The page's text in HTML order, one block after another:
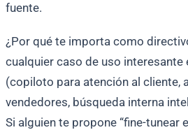
fuente.
¿Por qué te importa como
cualquier caso de uso interesante
(copiloto para atención al cliente,
vendedores, búsqueda interna
Si alguien te propone “fine-tunear